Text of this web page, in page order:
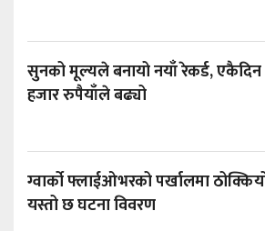
सुनको मूल्यले बनायो नयाँ रेकर्ड,
हजार रुपैयाँले बढ्यो
ग्वार्को फ्लाईओभरको पर्खालमा
यस्तो छ घटना विवरण